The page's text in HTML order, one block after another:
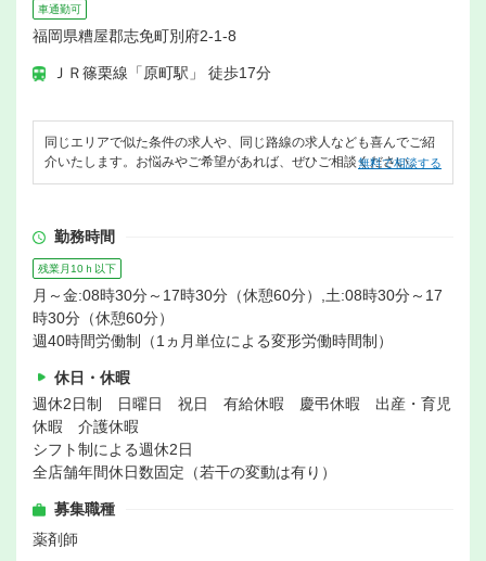
車通勤可
福岡県糟屋郡志免町別府2-1-8
ＪＲ篠栗線「原町駅」 徒歩17分
同じエリアで似た条件の求人や、同じ路線の求人なども喜んでご紹
介いたします。お悩みやご希望があれば、ぜひご相談ください。
無料で相談する
勤務時間
残業月10ｈ以下
月～金:08時30分～17時30分（休憩60分）,土:08時30分～17
時30分（休憩60分）
週40時間労働制（1ヵ月単位による変形労働時間制）
休日・休暇
週休2日制 日曜日 祝日 有給休暇 慶弔休暇 出産・育児
休暇 介護休暇
シフト制による週休2日
全店舗年間休日数固定（若干の変動は有り）
募集職種
薬剤師